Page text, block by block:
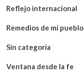
Reflejo internacional
Remedios de mi pueblo
Sin categoría
Ventana desde la fe